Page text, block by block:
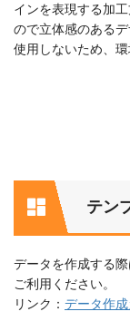
インを表現する加
ので立体感のある
使用しないため、環
テン
データを作成する
ご利用ください。
リンク： データ作成